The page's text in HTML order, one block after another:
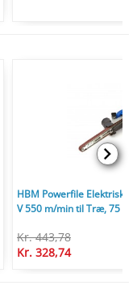
HBM Powerfile Elektrisk
V 550 m/min til Træ, 75
Kr. 443,78
Kr. 328,74